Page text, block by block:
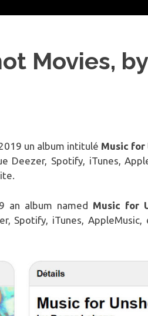
Movies,
un album intitulé Music for
Deezer, Spotify, iTunes,
an album named Music for
Spotify, iTunes,